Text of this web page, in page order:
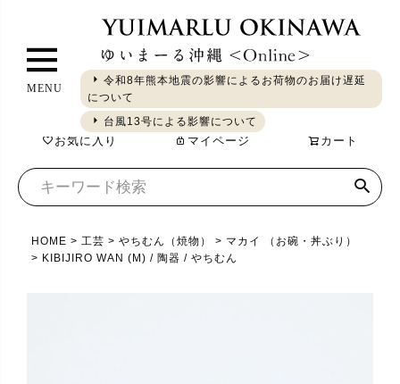
MENU
令和8年熊本地震の影響によるお荷物のお届け遅延
について
台風13号による影響について
やちむん 琉球ガラス シーサー 染織 食品
お気に入り マイページ カート
HOME 工芸 やちむん（焼物）
マカイ （お碗・丼ぶり）
KIBIJIRO WAN (M) / 陶器 / やちむん
ジ
へ